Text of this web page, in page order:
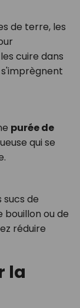
de terre, les
cuire dans
purée de
qui se
de
bouillon ou de
réduire
la